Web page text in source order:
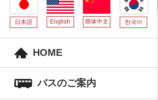
日本語 English 簡体中文 한국어
HOME
バスのご案内